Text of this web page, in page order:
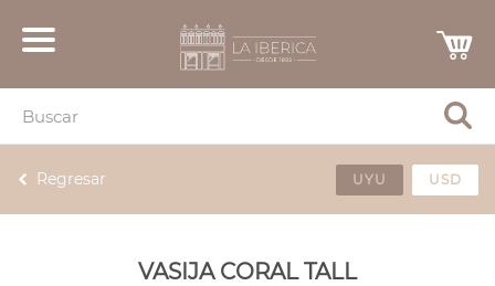
Regresar UYU USD
VASIJA CORAL TALL